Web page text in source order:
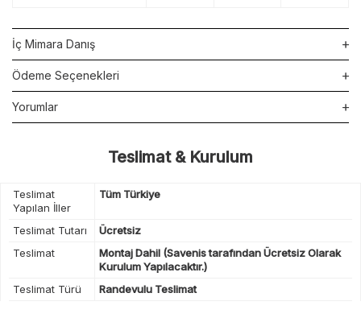
İç Mimara Danış
Ödeme Seçenekleri
Yorumlar
Teslimat & Kurulum
Teslimat
Yapılan İller
Tüm Türkiye
Teslimat Tutarı
Ücretsiz
Teslimat
Montaj Dahil (Savenis tarafından Ücretsiz Olarak
Kurulum Yapılacaktır.)
Teslimat Türü
Randevulu Teslimat